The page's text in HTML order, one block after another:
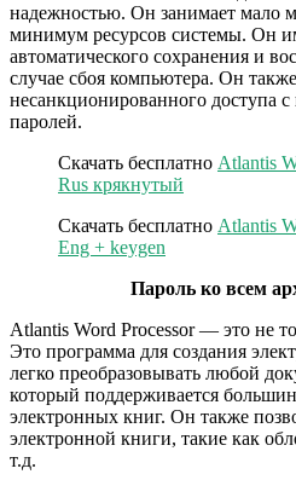
надежностью. Он занимает мало
минимум ресурсов системы. Он
автоматического сохранения и
случае сбоя компьютера. Он
несанкционированного доступа
паролей.
Скачать бесплатно Atlantis
Rus крякнутый
Скачать бесплатно Atlantis
Eng + keygen
Пароль ко всем
Atlantis Word Processor — это не
Это программа для создания
легко преобразовывать любой
который поддерживается
электронных книг. Он также
электронной книги, такие как
т.д.